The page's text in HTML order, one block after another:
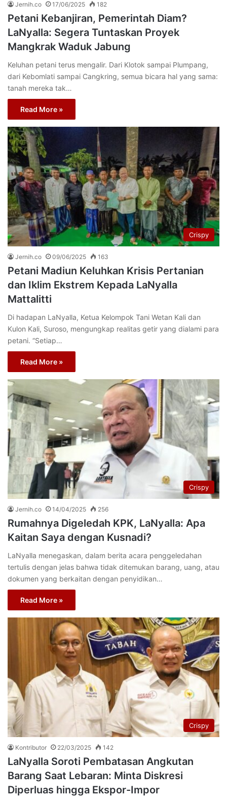
Jernih.co 17/06/2025 182
Petani Kebanjiran, Pemerintah Diam?
LaNyalla: Segera Tuntaskan Proyek
Mangkrak Waduk Jabung
Keluhan petani terus mengalir. Dari Klotok sampai Plumpang,
dari Kebomlati sampai Cangkring, semua bicara hal yang sama:
tanah mereka tak…
Read More »
Crispy
Jernih.co 09/06/2025 163
Petani Madiun Keluhkan Krisis Pertanian
dan Iklim Ekstrem Kepada LaNyalla
Mattalitti
Di hadapan LaNyalla, Ketua Kelompok Tani Wetan Kali dan
Kulon Kali, Suroso, mengungkap realitas getir yang dialami para
petani. “Setiap…
Read More »
Crispy
Jernih.co 14/04/2025 256
Rumahnya Digeledah KPK, LaNyalla: Apa
Kaitan Saya dengan Kusnadi?
LaNyalla menegaskan, dalam berita acara penggeledahan
tertulis dengan jelas bahwa tidak ditemukan barang, uang, atau
dokumen yang berkaitan dengan penyidikan…
Read More »
Crispy
Kontributor 22/03/2025 142
LaNyalla Soroti Pembatasan Angkutan
Barang Saat Lebaran: Minta Diskresi
Diperluas hingga Ekspor-Impor